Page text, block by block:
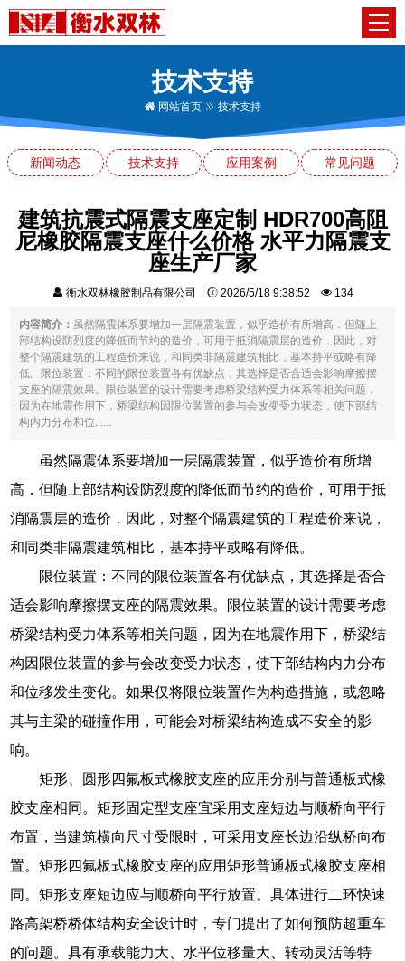
技术支持
网站首页 技术支持
新闻动态 技术支持 应用案例 常见问题
建筑抗震式隔震支座定制 HDR700高阻
尼橡胶隔震支座什么价格 水平力隔震支
座生产厂家
衡水双林橡胶制品有限公司 2026/5/18 9:38:52 134
内容简介： 虽然隔震体系要增加一层隔震装置，似乎造价有所增高．但随上
部结构设防烈度的降低而节约的造价，可用于抵消隔震层的造价．因此，对
整个隔震建筑的工程造价来说，和同类非隔震建筑相比，基本持平或略有降
低。限位装置：不同的限位装置各有优缺点，其选择是否合适会影响摩擦摆
支座的隔震效果。限位装置的设计需要考虑桥梁结构受力体系等相关问题，
因为在地震作用下，桥梁结构因限位装置的参与会改变受力状态，使下部结
构内力分布和位......
虽然隔震体系要增加一层隔震装置，似乎造价有所增
高．但随上部结构设防烈度的降低而节约的造价，可用于抵
消隔震层的造价．因此，对整个隔震建筑的工程造价来说，
和同类非隔震建筑相比，基本持平或略有降低。
限位装置：不同的限位装置各有优缺点，其选择是否合
适会影响摩擦摆支座的隔震效果。限位装置的设计需要考虑
桥梁结构受力体系等相关问题，因为在地震作用下，桥梁结
构因限位装置的参与会改变受力状态，使下部结构内力分布
和位移发生变化。如果仅将限位装置作为构造措施，或忽略
其与主梁的碰撞作用，可能会对桥梁结构造成不安全的影
响。
矩形、圆形四氟板式橡胶支座的应用分别与普通板式橡
胶支座相同。矩形固定型支座宜采用支座短边与顺桥向平行
布置，当建筑横向尺寸受限时，可采用支座长边沿纵桥向布
置。矩形四氟板式橡胶支座的应用矩形普通板式橡胶支座相
同。矩形支座短边应与顺桥向平行放置。具体进行二环快速
路高架桥桥体结构安全设计时，专门提出了如何预防超重车
的问题。具有承载能力大、水平位移量大、转动灵活等特